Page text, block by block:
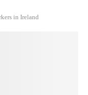
in Ireland